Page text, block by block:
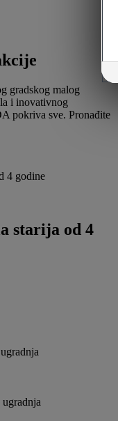
gradskog malog
i inovativnog
pokriva sve. Pronađite
4 godine
starija od 4